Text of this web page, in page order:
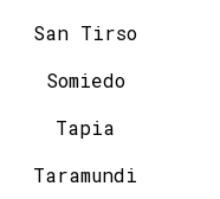
San Tirso
Somiedo
Tapia
Taramundi